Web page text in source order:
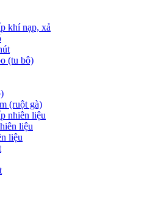
khí nạp, xả
(tu bô)
(ruột gà)
nhiên liệu
liệu
liệu